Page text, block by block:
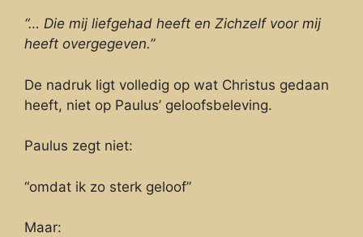
“… Die mij liefgehad heeft en Zichzelf voor mij
heeft overgegeven.”
De nadruk ligt volledig op wat Christus gedaan
heeft, niet op Paulus’ geloofsbeleving.
Paulus zegt niet:
“omdat ik zo sterk geloof”
Maar: